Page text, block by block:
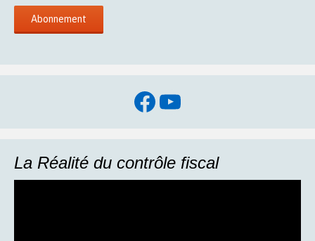
Facebook
YouTube
La Réalité du contrôle fiscal